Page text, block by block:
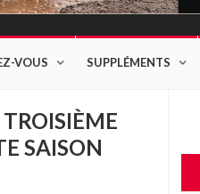
VOUS SUPPLÉMENTS
SAISON